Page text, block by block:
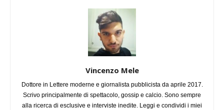
Vincenzo Mele
Dottore in Lettere moderne e giornalista pubblicista da aprile 2017.
Scrivo principalmente di spettacolo, gossip e calcio. Sono sempre
alla ricerca di esclusive e interviste inedite. Leggi e condividi i miei